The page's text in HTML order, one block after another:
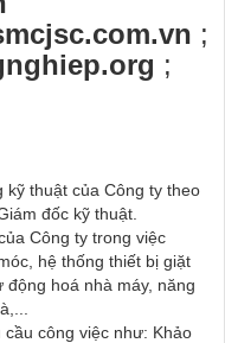
;
;
thuật của Công ty theo
đốc kỹ thuật.
Công ty trong việc
hệ thống thiết bị giặt
động hoá nhà máy, năng
công việc như: Khảo